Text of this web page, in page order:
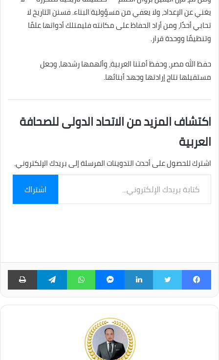
يغني عن الإعداد، ولا يعفي من مسؤولية البناء. فسنن التاريخ لا
تحابي أحدًا، ومن أراد الحفاظ على مكانته فليمتلك أدواتها علمًا
وتنظيمًا ووحدة قرار.
حفظ الله مصر، وحفظ أمتنا العربية، وألهمها رشدها، وجعل
مستقبلها نتاج إرادتها وجهد أبنائها.
اكتشاف المزيد من الاتحاد الدولى للصحافة
العربية
اشترك للحصول على أحدث التدوينات المرسلة إلى بريدك الإلكتروني.
بريدك
الإلكتروني...
اشتراك
فيسبوك لينكدإن ماسنجر واتساب تيلقرام